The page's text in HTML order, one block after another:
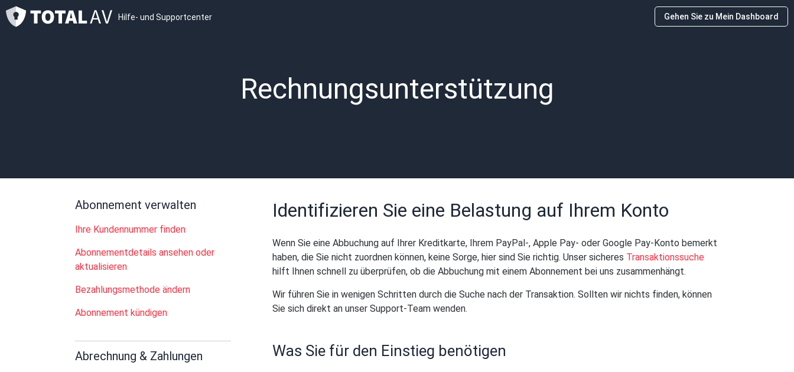
Hilfe- und Supportcenter Gehen Sie zu Mein Dashboard
Rechnungsunterstützung
Abonnement verwalten
Ihre Kundennummer finden
Abonnementdetails ansehen oder
aktualisieren
Bezahlungsmethode ändern
Abonnement kündigen
Abrechnung & Zahlungen
Identifizieren Sie eine Belastung auf Ihrem Konto
Wenn Sie eine Abbuchung auf Ihrer Kreditkarte, Ihrem PayPal-, Apple Pay- oder Google Pay-Konto bemerkt
haben, die Sie nicht zuordnen können, keine Sorge, hier sind Sie richtig. Unser sicheres Transaktionssuche
hilft Ihnen schnell zu überprüfen, ob die Abbuchung mit einem Abonnement bei uns zusammenhängt.
Wir führen Sie in wenigen Schritten durch die Suche nach der Transaktion. Sollten wir nichts finden, können
Sie sich direkt an unser Support-Team wenden.
Was Sie für den Einstieg benötigen